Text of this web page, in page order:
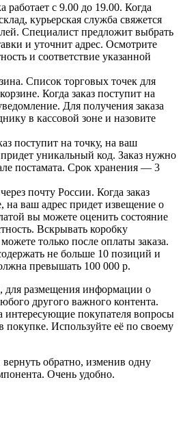
работает с 9.00 до 19.00. Когда
курьерская служба свяжется
Специалист предложит выбрать
и уточнит адрес. Осмотрите
и соответствие указанной
Список торговых точек для
Когда заказ поступит на
Для получения заказа
в кассовой зоне и назовите
поступит на точку, на ваш
уникальный код. Заказ нужно
постамата. Срок хранения — 3
почту России. Когда заказ
на ваш адрес придет извещение о
вы можете оценить состояние
Вскрывать коробку
только после оплаты заказа.
не больше 10 позиций и
превышать 100 000 р.
для размещения информации о
другого важного контента.
интересующие покупателя вопросы
покупке. Используйте её по своему
обратно, изменив одну
Очень удобно.